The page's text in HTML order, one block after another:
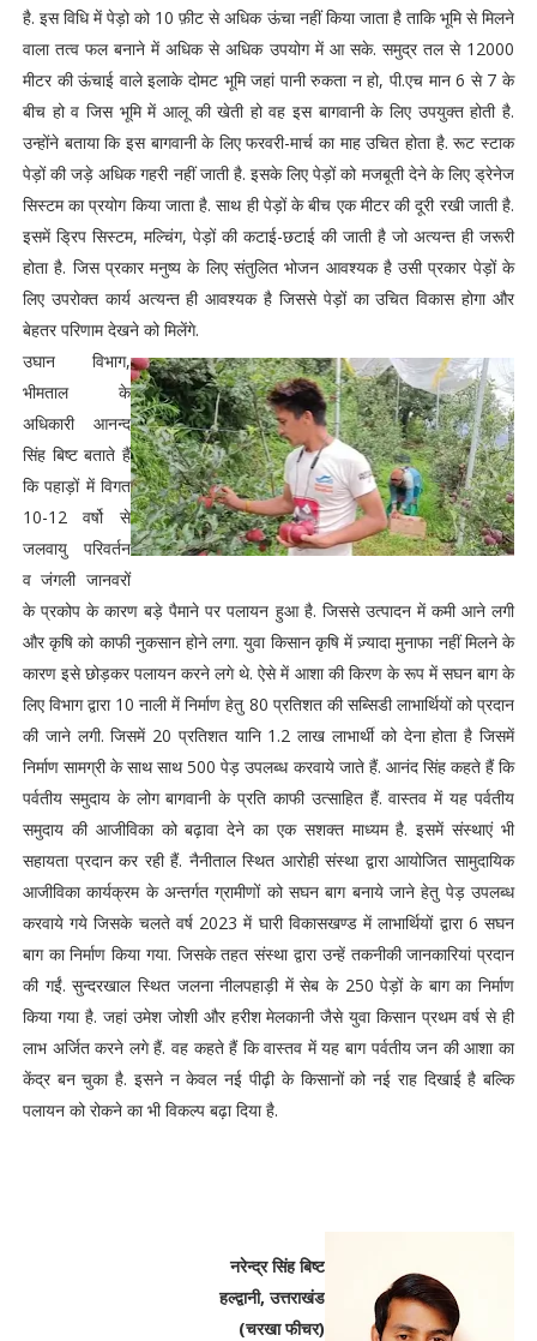
है. इस विधि में पेड़ो को 10 फ़ीट से अधिक ऊंचा नहीं किया जाता है ताकि भूमि से मिलने
वाला तत्व फल बनाने में अधिक से अधिक उपयोग में आ सके. समुद्र तल से 12000
मीटर की ऊंचाई वाले इलाके दोमट भूमि जहां पानी रुकता न हो, पी.एच मान 6 से 7 के
बीच हो व जिस भूमि में आलू की खेती हो वह इस बागवानी के लिए उपयुक्त होती है.
उन्होंने बताया कि इस बागवानी के लिए फरवरी-मार्च का माह उचित होता है. रूट स्टाक
पेड़ों की जड़े अधिक गहरी नहीं जाती है. इसके लिए पेड़ों को मजबूती देने के लिए ड्रेनेज
सिस्टम का प्रयोग किया जाता है. साथ ही पेड़ों के बीच एक मीटर की दूरी रखी जाती है.
इसमें ड्रिप सिस्टम, मल्चिंग, पेड़ों की कटाई-छटाई की जाती है जो अत्यन्त ही जरूरी
होता है. जिस प्रकार मनुष्य के लिए संतुलित भोजन आवश्यक है उसी प्रकार पेड़ों के
लिए उपरोक्त कार्य अत्यन्त ही आवश्यक है जिससे पेड़ों का उचित विकास होगा और
बेहतर परिणाम देखने को मिलेंगे.
उघान विभाग,
भीमताल के
अधिकारी आनन्द
सिंह बिष्ट बताते हैं
कि पहाड़ों में विगत
10-12 वर्षो से
जलवायु परिवर्तन
व जंगली जानवरों
के प्रकोप के कारण बड़े पैमाने पर पलायन हुआ है. जिससे उत्पादन में कमी आने लगी
और कृषि को काफी नुकसान होने लगा. युवा किसान कृषि में ज़्यादा मुनाफा नहीं मिलने के
कारण इसे छोड़कर पलायन करने लगे थे. ऐसे में आशा की किरण के रूप में सघन बाग के
लिए विभाग द्वारा 10 नाली में निर्माण हेतु 80 प्रतिशत की सब्सिडी लाभार्थियों को प्रदान
की जाने लगी. जिसमें 20 प्रतिशत यानि 1.2 लाख लाभार्थी को देना होता है जिसमें
निर्माण सामग्री के साथ साथ 500 पेड़ उपलब्ध करवाये जाते हैं. आनंद सिंह कहते हैं कि
पर्वतीय समुदाय के लोग बागवानी के प्रति काफी उत्साहित हैं. वास्तव में यह पर्वतीय
समुदाय की आजीविका को बढ़ावा देने का एक सशक्त माध्यम है. इसमें संस्थाएं भी
सहायता प्रदान कर रही हैं. नैनीताल स्थित आरोही संस्था द्वारा आयोजित सामुदायिक
आजीविका कार्यक्रम के अन्तर्गत ग्रामीणों को सघन बाग बनाये जाने हेतु पेड़ उपलब्ध
करवाये गये जिसके चलते वर्ष 2023 में घारी विकासखण्ड में लाभार्थियों द्वारा 6 सघन
बाग का निर्माण किया गया. जिसके तहत संस्था द्वारा उन्हें तकनीकी जानकारियां प्रदान
की गईं. सुन्दरखाल स्थित जलना नीलपहाड़ी में सेब के 250 पेड़ों के बाग का निर्माण
किया गया है. जहां उमेश जोशी और हरीश मेलकानी जैसे युवा किसान प्रथम वर्ष से ही
लाभ अर्जित करने लगे हैं. वह कहते हैं कि वास्तव में यह बाग पर्वतीय जन की आशा का
केंद्र बन चुका है. इसने न केवल नई पीढ़ी के किसानों को नई राह दिखाई है बल्कि
पलायन को रोकने का भी विकल्प बढ़ा दिया है.
नरेन्द्र सिंह बिष्ट
हल्द्वानी, उत्तराखंड
(चरखा फीचर)